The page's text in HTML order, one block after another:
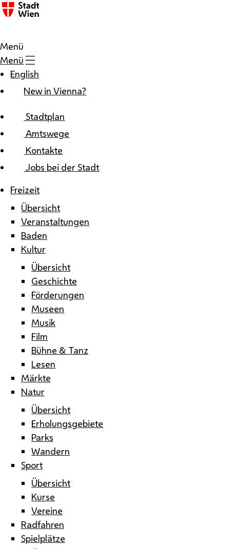
Zum Inhalt
Menü
Menü
English
New in Vienna?
Stadtplan
Amtswege
Kontakte
Jobs bei der Stadt
Freizeit
Übersicht
Veranstaltungen
Baden
Kultur
Übersicht
Geschichte
Förderungen
Museen
Musik
Film
Bühne & Tanz
Lesen
Märkte
Natur
Übersicht
Erholungsgebiete
Parks
Wandern
Sport
Übersicht
Kurse
Vereine
Radfahren
Spielplätze